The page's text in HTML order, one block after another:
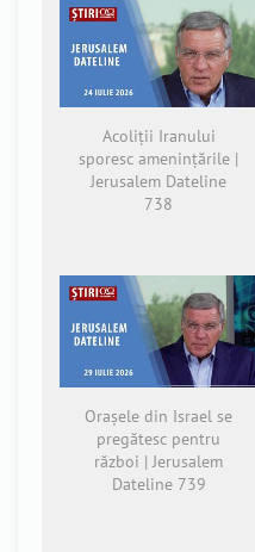
Acoliții Iranului
sporesc amenințările |
Jerusalem Dateline
738
Orașele din Israel se
pregătesc pentru
război | Jerusalem
Dateline 739